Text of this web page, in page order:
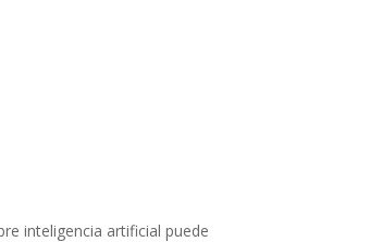
inteligencia artificial puede